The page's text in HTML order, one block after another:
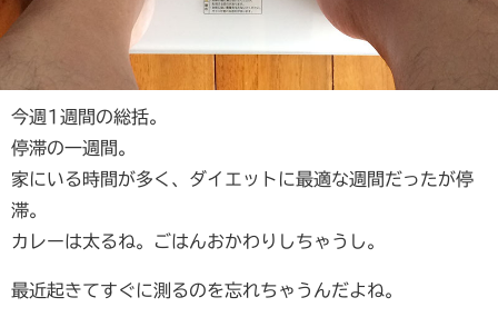
今週1週間の総括。
停滞の一週間。
家にいる時間が多く、ダイエットに最適な週間だったが停
滞。
カレーは太るね。ごはんおかわりしちゃうし。
最近起きてすぐに測るのを忘れちゃうんだよね。